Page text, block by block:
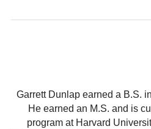
Garrett Dunlap earned a B.S.
He earned an M.S. and is
program at Harvard